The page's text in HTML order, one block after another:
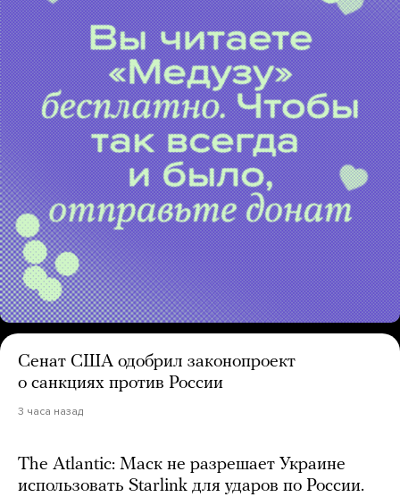
Сенат США одобрил законопроект
о санкциях против России
3 часа назад
The Atlantic: Маск не разрешает Украине
использовать Starlink для ударов по России.